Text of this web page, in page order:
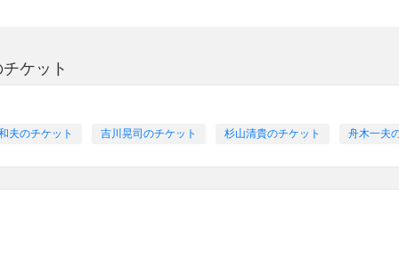
ケット
夫のチケット 吉川晃司のチケット 杉山清貴のチケット 舟木一夫